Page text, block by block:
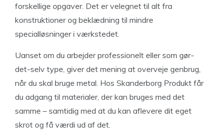
forskellige opgaver. Det er velegnet til alt fra
konstruktioner og beklædning til mindre
specialløsninger i værkstedet.
Uanset om du arbejder professionelt eller som gør-
det-selv type, giver det mening at overveje genbrug,
når du skal bruge metal. Hos Skanderborg Produkt får
du adgang til materialer, der kan bruges med det
samme – samtidig med at du kan aflevere dit eget
skrot og få værdi ud af det.